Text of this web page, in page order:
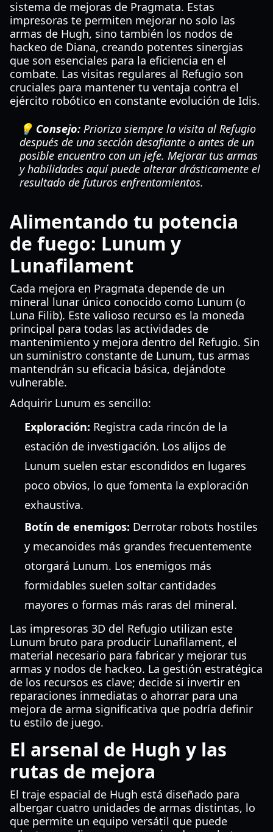
sistema de mejoras de Pragmata. Estas
impresoras te permiten mejorar no solo las
armas de Hugh, sino también los nodos de
hackeo de Diana, creando potentes sinergias
que son esenciales para la eficiencia en el
combate. Las visitas regulares al Refugio son
cruciales para mantener tu ventaja contra el
ejército robótico en constante evolución de Idis.
💡 Consejo: Prioriza siempre la visita al Refugio
después de una sección desafiante o antes de un
posible encuentro con un jefe. Mejorar tus armas
y habilidades aquí puede alterar drásticamente el
resultado de futuros enfrentamientos.
Alimentando tu potencia
de fuego: Lunum y
Lunafilament
Cada mejora en Pragmata depende de un
mineral lunar único conocido como Lunum (o
Luna Filib). Este valioso recurso es la moneda
principal para todas las actividades de
mantenimiento y mejora dentro del Refugio. Sin
un suministro constante de Lunum, tus armas
mantendrán su eficacia básica, dejándote
vulnerable.
Adquirir Lunum es sencillo:
Exploración: Registra cada rincón de la
estación de investigación. Los alijos de
Lunum suelen estar escondidos en lugares
poco obvios, lo que fomenta la exploración
exhaustiva.
Botín de enemigos: Derrotar robots hostiles
y mecanoides más grandes frecuentemente
otorgará Lunum. Los enemigos más
formidables suelen soltar cantidades
mayores o formas más raras del mineral.
Las impresoras 3D del Refugio utilizan este
Lunum bruto para producir Lunafilament, el
material necesario para fabricar y mejorar tus
armas y nodos de hackeo. La gestión estratégica
de los recursos es clave; decide si invertir en
reparaciones inmediatas o ahorrar para una
mejora de arma significativa que podría definir
tu estilo de juego.
El arsenal de Hugh y las
rutas de mejora
El traje espacial de Hugh está diseñado para
albergar cuatro unidades de armas distintas, lo
que permite un equipo versátil que puede